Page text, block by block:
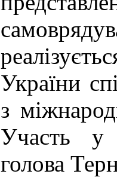
України
з
Участь у
голова